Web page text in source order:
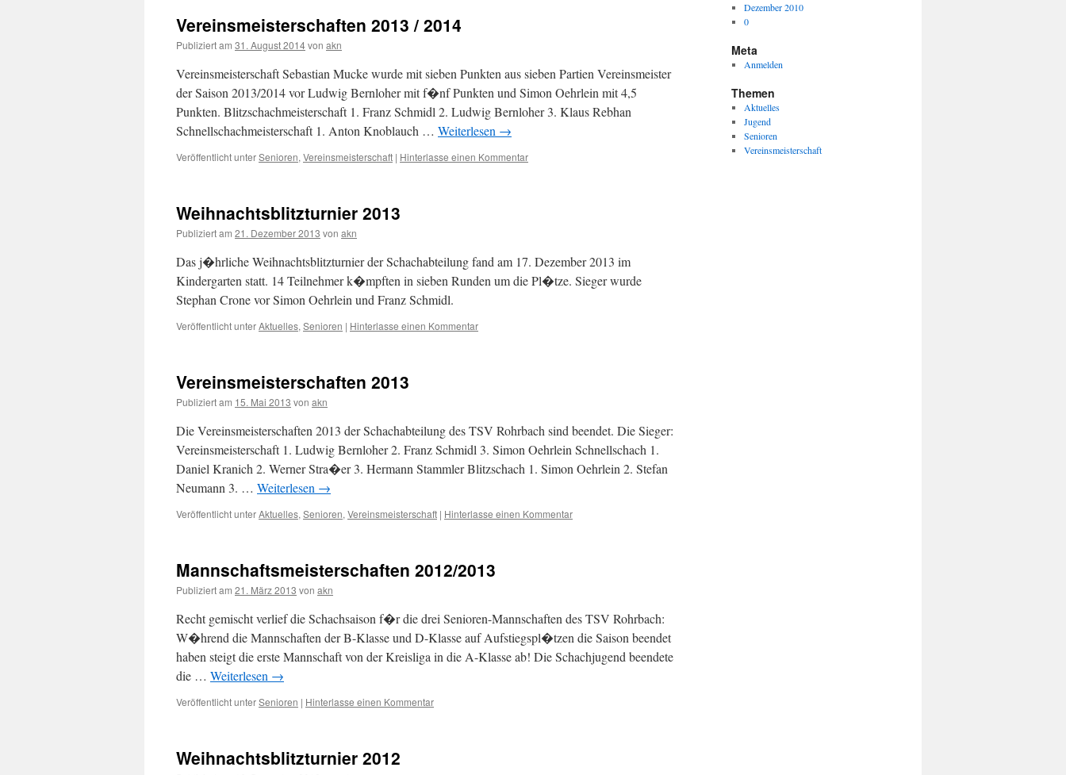
Vereinsmeisterschaften 2013 / 2014
Publiziert am 31. August 2014von akn
Vereinsmeisterschaft Sebastian Mucke wurde mit sieben Punkten aus sieben Partien Vereinsmeister
der Saison 2013/2014 vor Ludwig Bernloher mit f�nf Punkten und Simon Oehrlein mit 4,5
Punkten. Blitzschachmeisterschaft 1. Franz Schmidl 2. Ludwig Bernloher 3. Klaus Rebhan
Schnellschachmeisterschaft 1. Anton Knoblauch … Weiterlesen →
Veröffentlicht unterSenioren, Vereinsmeisterschaft | Hinterlasse einen Kommentar
Weihnachtsblitzturnier 2013
Publiziert am 21. Dezember 2013 von akn
Das j�hrliche Weihnachtsblitzturnier der Schachabteilung fand am 17. Dezember 2013 im
Kindergarten statt. 14 Teilnehmer k�mpften in sieben Runden um die Pl�tze. Sieger wurde
Stephan Crone vor Simon Oehrlein und Franz Schmidl.
Veröffentlicht unterAktuelles, Senioren | Hinterlasse einen Kommentar
Vereinsmeisterschaften 2013
Publiziert am 15. Mai 2013 von akn
Die Vereinsmeisterschaften 2013 der Schachabteilung des TSV Rohrbach sind beendet. Die Sieger:
Vereinsmeisterschaft 1. Ludwig Bernloher 2. Franz Schmidl 3. Simon Oehrlein Schnellschach 1.
Daniel Kranich 2. Werner Stra�er 3. Hermann Stammler Blitzschach 1. Simon Oehrlein 2. Stefan
Neumann 3. … Weiterlesen →
Veröffentlicht unterAktuelles, Senioren, Vereinsmeisterschaft | Hinterlasse einen Kommentar
Mannschaftsmeisterschaften 2012/2013
Publiziert am 21. März 2013 von akn
Recht gemischt verlief die Schachsaison f�r die drei Senioren-Mannschaften des TSV Rohrbach:
W�hrend die Mannschaften der B-Klasse und D-Klasse auf Aufstiegspl�tzen die Saison beendet
haben steigt die erste Mannschaft von der Kreisliga in die A-Klasse ab! Die Schachjugend beendete
die … Weiterlesen →
Veröffentlicht unterSenioren | Hinterlasse einen Kommentar
Weihnachtsblitzturnier 2012
Dezember 2010
0
Meta
Anmelden
Themen
Aktuelles
Jugend
Senioren
Vereinsmeisterschaft